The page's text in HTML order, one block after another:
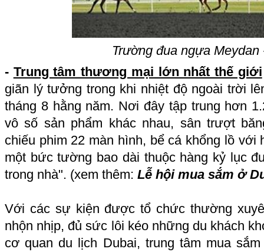
Trường đua ngựa Meydan
- Trung tâm thương mại lớn nhất thế giới
giãn lý tưởng trong khi nhiệt độ ngoài trời
tháng 8 hằng năm. Nơi đây tập trung hơn
vô số sản phẩm khác nhau, sân trượt
chiếu phim 22 màn hình, bể cá khổng lồ với
một bức tường bao dài thuộc hàng kỷ lục
trong nhà". (xem thêm: Lễ hội mua sắm ở
Với các sự kiện được tổ chức thường
nhộn nhịp, đủ sức lôi kéo những du khách
cơ quan du lịch Dubai, trung tâm mua